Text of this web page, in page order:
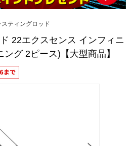
ティングロッド
22エクスセンス インフィニ
グ 2ピース)【大型商品】